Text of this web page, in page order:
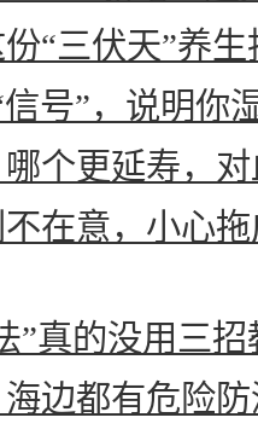
“三伏天”养
号”，说明你
个更延寿，
在意，小心
”真的没用三
边都有危险